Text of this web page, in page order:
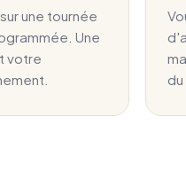
une tournée
Une
votre
du